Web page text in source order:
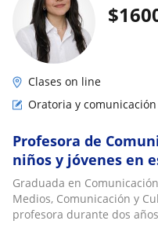
$
Clases on line
Oratoria y comunicación
Profesora de
niños y jóvenes en
Graduada en
Medios, Comunicación y
profesora durante dos